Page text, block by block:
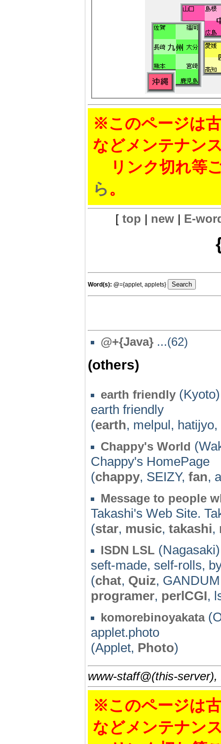
※このページは
などメンテナン
リンク切れ等
ら。
[ top | new| E-
Word(s): @={applet, applets}
@+{Java} ...(62)
(others)
earth friendly
earth friendly
(earth, melpul, hatijyo,
Chappy's World
Chappy's HomePage
(chappy, SEIZY, fan,
Message to people
Takashi's Web Site.
(star, music, takashi,
ISDN LSL
seft-made, self-rolls,
(chat, Quiz,
programer, perlCGI,
komorebinoyakata
applet.photo
(Applet, Photo)
www-staff@(this-
※このページは
などメンテナン